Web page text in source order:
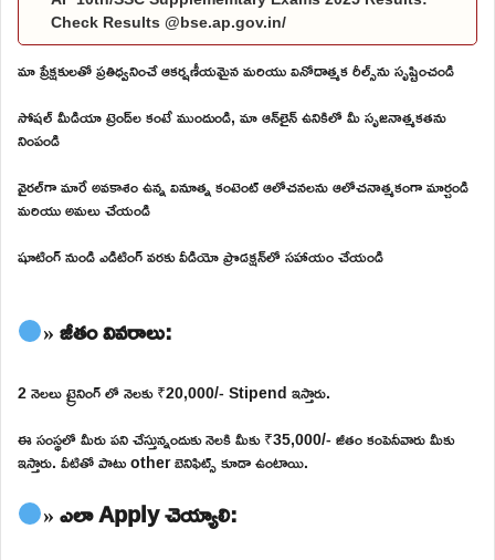
Check Results @bse.ap.gov.in/
మా ప్రేక్షకులతో ప్రతిధ్వనించే ఆకర్షణీయమైన మరియు వినోదాత్మక రీల్స్‌ను సృష్టించండి
సోషల్ మీడియా ట్రెండ్‌ల కంటే ముందుండి, మా ఆన్‌లైన్ ఉనికిలో మీ సృజనాత్మకతను
నింపండి
వైరల్‌గా మారే అవకాశం ఉన్న వినూత్న కంటెంట్ ఆలోచనలను ఆలోచనాత్మకంగా మార్చండి
మరియు అమలు చేయండి
షూటింగ్ నుండి ఎడిటింగ్ వరకు వీడియో ప్రొడక్షన్‌లో సహాయం చేయండి
» జీతం వివరాలు:
2 నెలలు ట్రైనింగ్ లో నెలకు ₹20,000/- Stipend ఇస్తారు.
ఈ సంస్థలో మీరు పని చేస్తున్నందుకు నెలకి మీకు ₹35,000/- జీతం కంపెనీవారు మీకు
ఇస్తారు. వీటితో పాటు other బెనిఫిట్స్ కూడా ఉంటాయి.
» ఎలా Apply చెయ్యాలి: